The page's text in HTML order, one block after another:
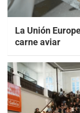
La Unión
carne aviar